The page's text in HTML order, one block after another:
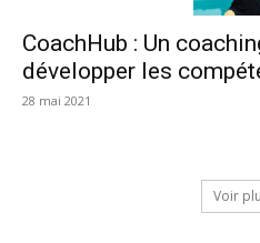
CoachHub : Un
développer les
28 mai 2021
Voir